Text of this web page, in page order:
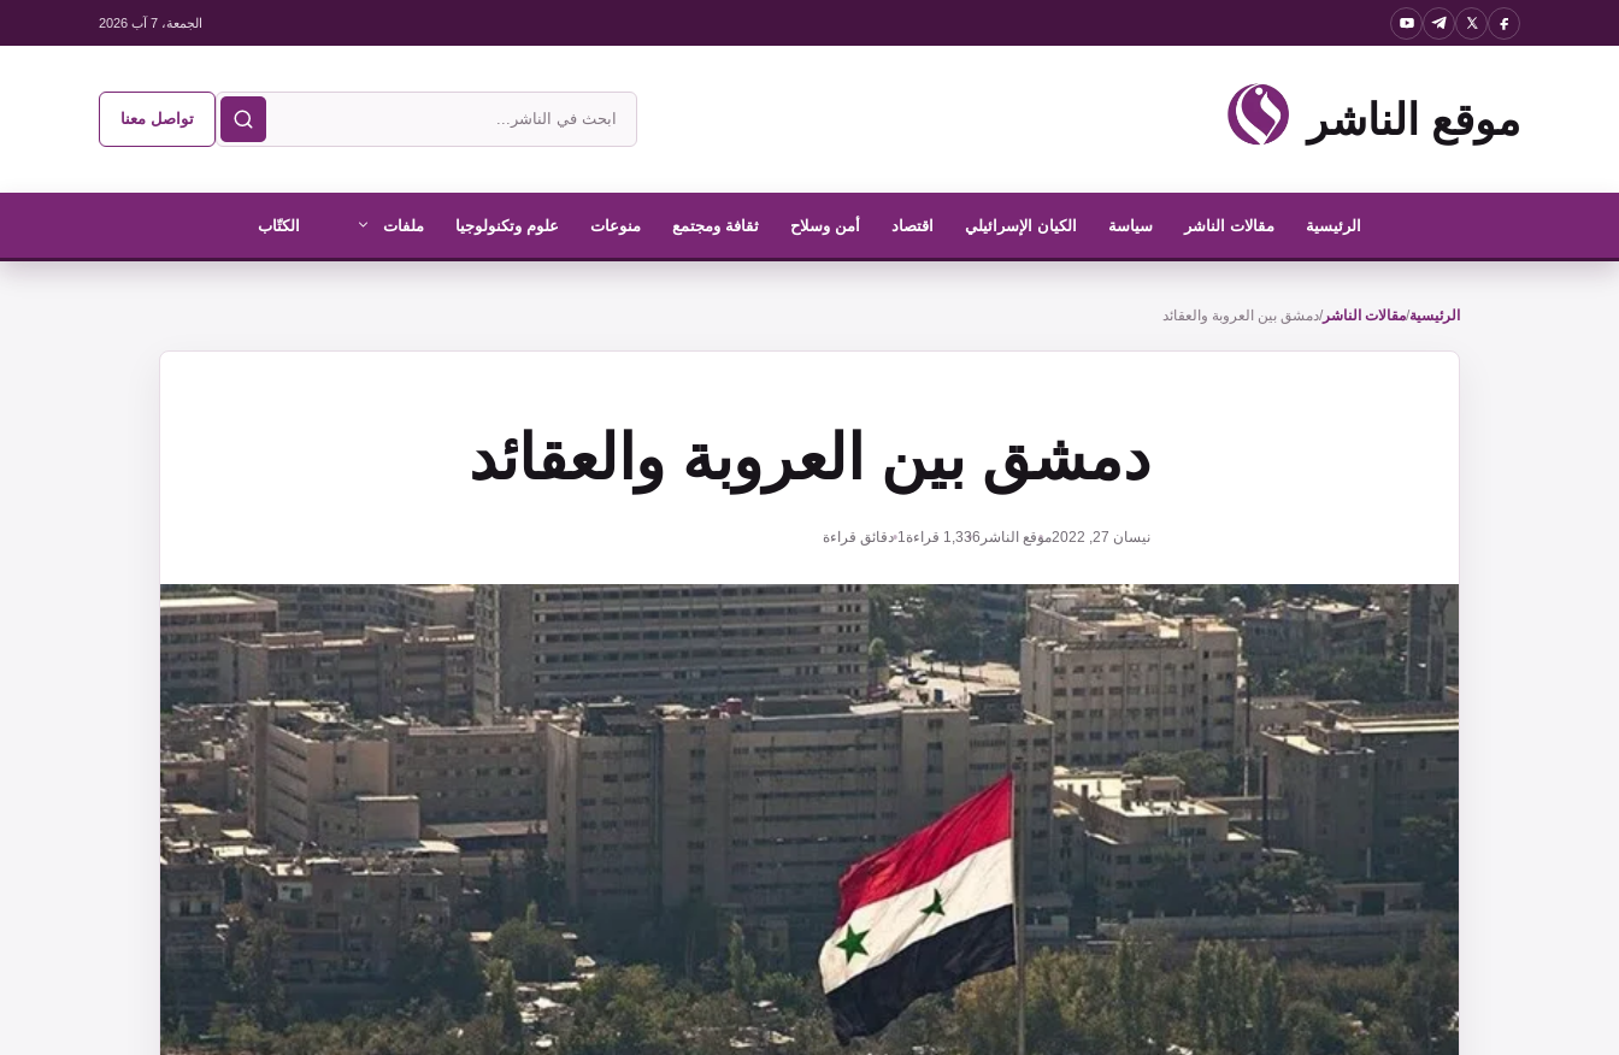
الجمعة، 7 آب 2026
موقع الناشر
ابحث
في
الناشر
تواصل معنا
الرئيسية مقالات الناشر سياسة الكيان الإسرائيلي اقتصاد أمن وسلاح ثقافة ومجتمع منوعات علوم وتكنولوجيا ملفات الكتّاب
الرئيسية/مقالات الناشر/دمشق بين العروبة والعقائد
دمشق بين العروبة والعقائد
نيسان 27, 2022 موقع الناشر 1,336 قراءة1 دقائق قراءة